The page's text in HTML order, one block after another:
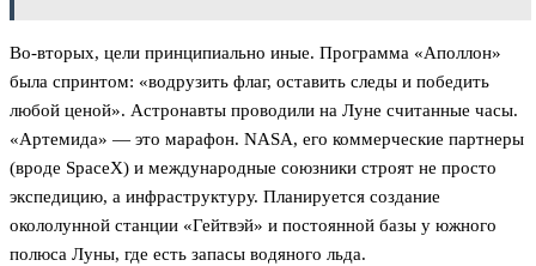
Во-вторых, цели принципиально иные. Программа «Аполлон»
была спринтом: «водрузить флаг, оставить следы и победить
любой ценой». Астронавты проводили на Луне считанные часы.
«Артемида» — это марафон. NASA, его коммерческие партнеры
(вроде SpaceX) и международные союзники строят не просто
экспедицию, а инфраструктуру. Планируется создание
окололунной станции «Гейтвэй» и постоянной базы у южного
полюса Луны, где есть запасы водяного льда.